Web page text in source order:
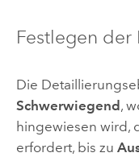
Festlegen
Die
Schwerwiegend ,
hingewiesen wird,
erfordert, bis zu